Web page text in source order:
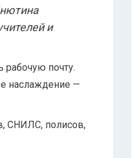
и
рабочую почту.
наслаждение —
СНИЛС, полисов,